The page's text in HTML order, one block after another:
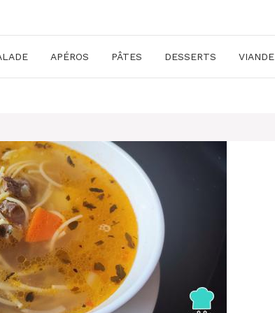
APÉROS PÂTES DESSERTS VIANDE